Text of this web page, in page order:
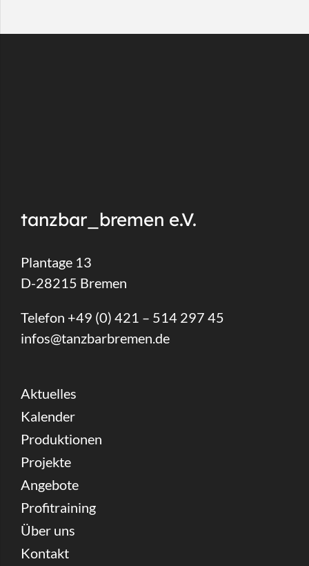
tanzbar_bremen e.V.
Plantage 13
D-28215 Bremen
Telefon +49 (0) 421 – 514 297 45
infos@tanzbarbremen.de
Aktuelles
Kalender
Produktionen
Projekte
Angebote
Profitraining
Über uns
Kontakt